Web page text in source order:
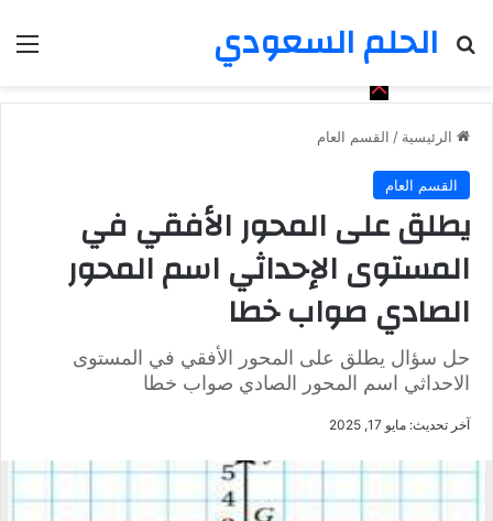
الحلم السعودي
بحث عن
الرئيسية / القسم العام
القسم العام
يطلق على المحور الأفقي في
المستوى الإحداثي اسم المحور
الصادي صواب خطا
حل سؤال يطلق على المحور الأفقي في المستوى
الاحداثي اسم المحور الصادي صواب خطا
آخر تحديث: مايو 17, 2025